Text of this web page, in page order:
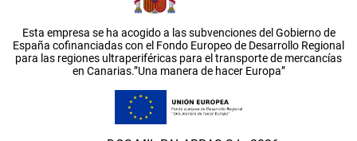
Esta empresa se ha acogido a las subvenciones del Gobierno de
España cofinanciadas con el Fondo Europeo de Desarrollo Regional
para las regiones ultraperiféricas para el transporte de mercancías
en Canarias.”Una manera de hacer Europa”